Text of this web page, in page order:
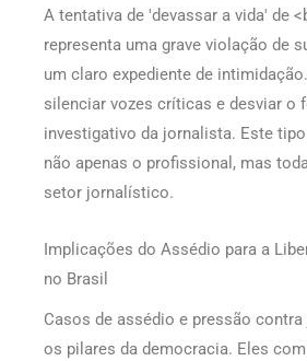
A tentativa de 'devassar a vida' de
representa uma grave violação de
um claro expediente de
silenciar vozes críticas e desviar o
investigativo da jornalista. Este
não apenas o profissional, mas
setor jornalístico.
Implicações do Assédio para a
no Brasil
Casos de assédio e pressão
os pilares da democracia. Eles